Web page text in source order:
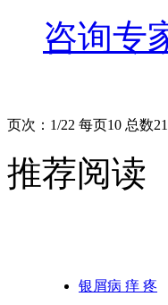
咨询专
页次：1/22 每页10 总数
推荐阅读
银屑病 痒 疼